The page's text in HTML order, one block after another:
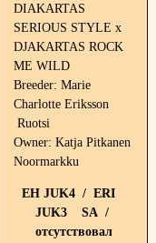
DIAKARTAS
SERIOUS STYLE x
DJAKARTAS ROCK
ME WILD
Breeder: Marie
Charlotte Eriksson
Ruotsi
Owner: Katja Pitkanen
Noormarkku
EH JUK4 / ERI
JUK3 SA /
отсутствовал